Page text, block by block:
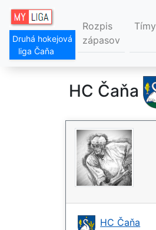
Druhá hokejová
liga Čaňa
Rozpis
zápasov
Tímy
HC Čaňa
HC Čaňa